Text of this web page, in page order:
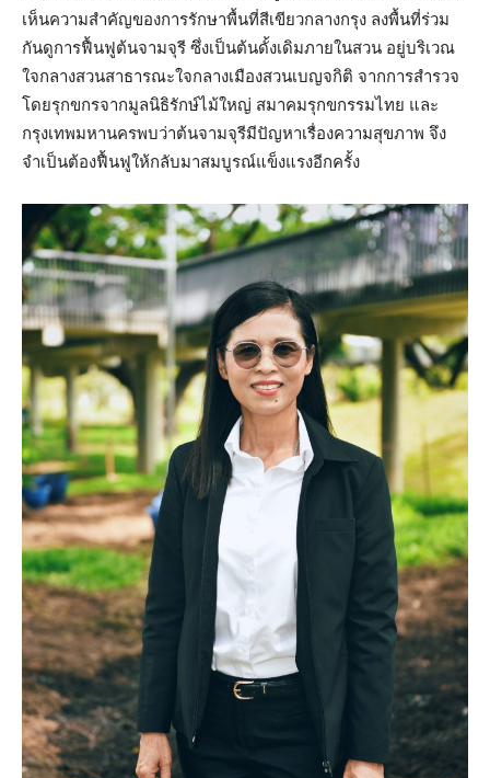
เห็นความสำคัญของการรักษาพื้นที่สีเขียวกลางกรุง ลงพื้นที่ร่วม
กันดูการฟื้นฟูต้นจามจุรี ซึ่งเป็นต้นดั้งเดิมภายในสวน อยู่บริเวณ
ใจกลางสวนสาธารณะใจกลางเมืองสวนเบญจกิติ จากการสำรวจ
โดยรุกขกรจากมูลนิธิรักษ์ไม้ใหญ่ สมาคมรุกขกรรมไทย และ
กรุงเทพมหานครพบว่าต้นจามจุรีมีปัญหาเรื่องความสุขภาพ จึง
จำเป็นต้องฟื้นฟูให้กลับมาสมบูรณ์แข็งแรงอีกครั้ง